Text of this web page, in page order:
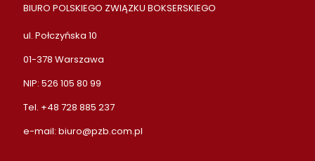
BIURO POLSKIEGO ZWIĄZKU BOKSERSKIEGO
ul. Połczyńska 10
01-378 Warszawa
NIP: 526 105 80 99
Tel. +48 728 885 237
e-mail: biuro@pzb.com.pl